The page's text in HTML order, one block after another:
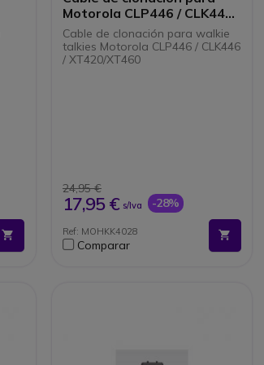
Motorola CLP446 / CLK446 /
XT420/ XT460
Cable de clonación para walkie
talkies Motorola CLP446 / CLK446
/ XT420/XT460
24,95 €
17,95 € s/Iva -28%
Ref: MOHKK4028
Comparar